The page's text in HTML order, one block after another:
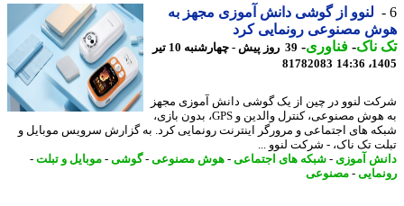
لنوو از گوشی دانش آموزی مجهز به
مصنوعی رونمایی کرد
-فناوری-
39 روز پیش - چهارشنبه 10 تیر
81782083
لنوو در چین از یک گوشی دانش آموزی مجهز
به هوش مصنوعی، کنترل والدین و GPS، بدون بازی،
های اجتماعی و مرورگر اینترنت رونمایی کرد. به گزارش سرویس موبایل و
تک ناک، - شرکت لنوو ...
آموزی- شبکه های اجتماعی-هوش مصنوعی-گوشی-موبایل و تبلت-
-مصنوعی